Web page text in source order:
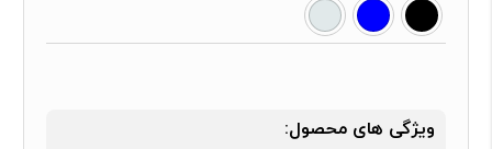
ویژگی های محصول: